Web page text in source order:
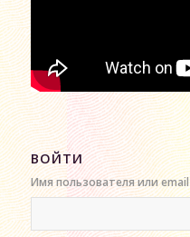
ВОЙТИ
Имя пользователя или email